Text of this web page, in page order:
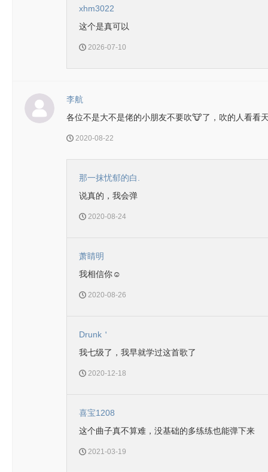
xhm3022
这个是真可以
2026-07-10
李航
各位不是大不是佬的小朋友不要吹🐮了，吹的人看看
2020-08-22
那一抹忧郁的白.
说真的，我会弹
2020-08-24
萧睛明
我相信你☺
2020-08-26
Drunk＇
我七级了，我早就学过这首歌了
2020-12-18
喜宝1208
这个曲子真不算难，没基础的多练练也能弹下来
2021-03-19